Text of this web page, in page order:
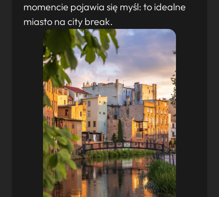
momencie pojawia się myśl: to idealne
miasto na city break.